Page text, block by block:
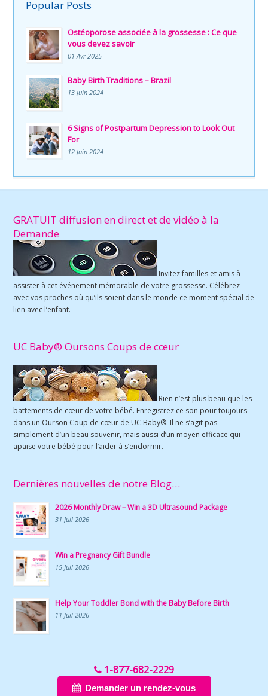
Popular Posts
Ostéoporose associée à la grossesse : Ce que
vous devez savoir
01 Avr 2025
Baby Birth Traditions – Brazil
13 Juin 2024
6 Signs of Postpartum Depression to Look Out
For
12 Juin 2024
GRATUIT diffusion en direct et de vidéo à la
Demande
Invitez familles et amis à
assister à cet événement mémorable de votre grossesse. Célébrez
avec vos proches où qu’ils soient dans le monde ce moment spécial de
lien avec l’enfant.
UC Baby® Oursons Coups de cœur
Rien n’est plus beau que les
battements de cœur de votre bébé. Enregistrez ce son pour toujours
dans un Ourson Coup de cœur de UC Baby®. Il ne s’agit pas
simplement d’un beau souvenir, mais aussi d’un moyen efficace qui
apaise votre bébé pour l’aider à s’endormir.
Dernières nouvelles de notre Blog…
2026 Monthly Draw – Win a 3D Ultrasound Package
31 Juil 2026
Win a Pregnancy Gift Bundle
15 Juil 2026
Help Your Toddler Bond with the Baby Before Birth
11 Juil 2026
1-877-682-2229
Demander un rendez-vous